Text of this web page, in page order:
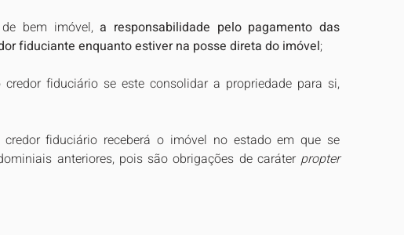
de bem imóvel, a responsabilidade pelo pagamento das
fiduciante enquanto estiver na posse direta do imóvel;
fiduciário se este consolidar a propriedade para si,
fiduciário receberá o imóvel no estado em que se
anteriores, pois são obrigações de caráter propter